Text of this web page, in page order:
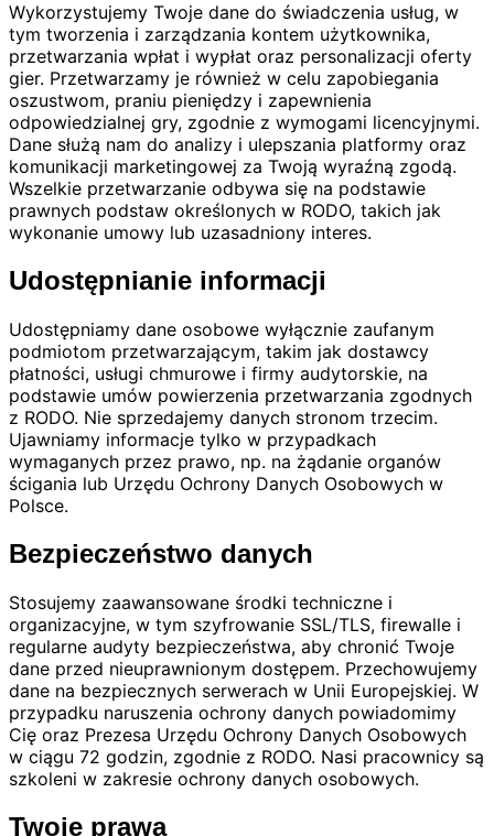
Wykorzystujemy Twoje dane do świadczenia usług, w
tym tworzenia i zarządzania kontem użytkownika,
przetwarzania wpłat i wypłat oraz personalizacji oferty
gier. Przetwarzamy je również w celu zapobiegania
oszustwom, praniu pieniędzy i zapewnienia
odpowiedzialnej gry, zgodnie z wymogami licencyjnymi.
Dane służą nam do analizy i ulepszania platformy oraz
komunikacji marketingowej za Twoją wyraźną zgodą.
Wszelkie przetwarzanie odbywa się na podstawie
prawnych podstaw określonych w RODO, takich jak
wykonanie umowy lub uzasadniony interes.
Udostępnianie informacji
Udostępniamy dane osobowe wyłącznie zaufanym
podmiotom przetwarzającym, takim jak dostawcy
płatności, usługi chmurowe i firmy audytorskie, na
podstawie umów powierzenia przetwarzania zgodnych
z RODO. Nie sprzedajemy danych stronom trzecim.
Ujawniamy informacje tylko w przypadkach
wymaganych przez prawo, np. na żądanie organów
ścigania lub Urzędu Ochrony Danych Osobowych w
Polsce.
Bezpieczeństwo danych
Stosujemy zaawansowane środki techniczne i
organizacyjne, w tym szyfrowanie SSL/TLS, firewalle i
regularne audyty bezpieczeństwa, aby chronić Twoje
dane przed nieuprawnionym dostępem. Przechowujemy
dane na bezpiecznych serwerach w Unii Europejskiej. W
przypadku naruszenia ochrony danych powiadomimy
Cię oraz Prezesa Urzędu Ochrony Danych Osobowych
w ciągu 72 godzin, zgodnie z RODO. Nasi pracownicy są
szkoleni w zakresie ochrony danych osobowych.
Twoje prawa